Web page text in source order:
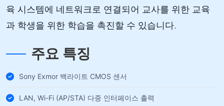
육 시스템에 네트워크로 연결되어 교사를 위한 교육
과 학생을 위한 학습을 ​​촉진할 수 있습니다.
주요 특징
Sony Exmor 백라이트 CMOS 센서
LAN, Wi-Fi (AP/STA) 다중 인터페이스 출력